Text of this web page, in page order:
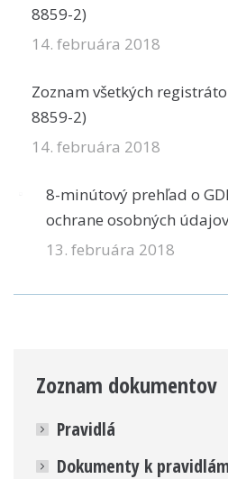
8859-2)
14. februára 2018
Zoznam všetkých
8859-2)
14. februára 2018
8-minútový prehľad o
ochrane osobných
13. februára 2018
Zoznam dokumentov
Pravidlá
Dokumenty k